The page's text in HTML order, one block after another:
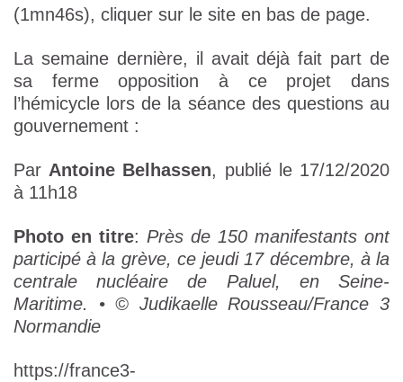
(1mn46s), cliquer sur le site en bas de page.
La semaine dernière, il avait déjà fait part de
sa ferme opposition à ce projet dans
l’hémicycle lors de la séance des questions au
gouvernement :
Par Antoine Belhassen, publié le 17/12/2020
à 11h18
Photo en titre: Près de 150 manifestants ont
participé à la grève, ce jeudi 17 décembre, à la
centrale nucléaire de Paluel, en Seine-
Maritime. • © Judikaelle Rousseau/France 3
Normandie
https://france3-